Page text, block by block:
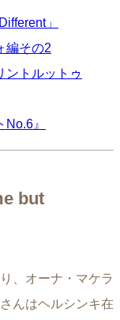
」
編その2
ントルットゥ
』
but
、オーナ・マケラ
んはヘルシンキ在